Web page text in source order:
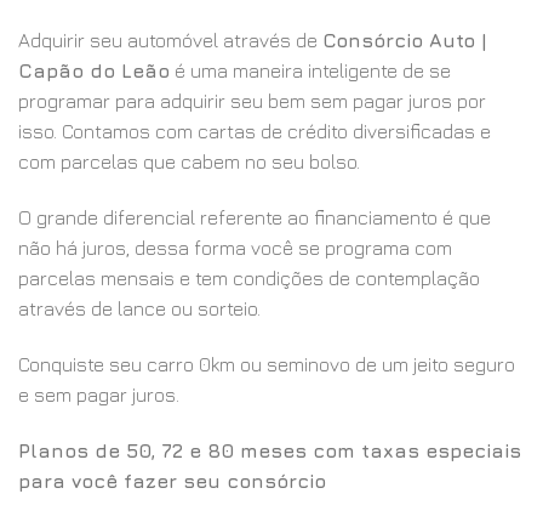
Adquirir seu automóvel através de Consórcio Auto |
Capão do Leão é uma maneira inteligente de se
programar para adquirir seu bem sem pagar juros por
isso. Contamos com cartas de crédito diversificadas e
com parcelas que cabem no seu bolso.
O grande diferencial referente ao financiamento é que
não há juros, dessa forma você se programa com
parcelas mensais e tem condições de contemplação
através de lance ou sorteio.
Conquiste seu carro 0km ou seminovo de um jeito seguro
e sem pagar juros.
Planos de 50, 72 e 80 meses com taxas especiais
para você fazer seu consórcio